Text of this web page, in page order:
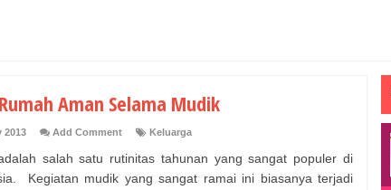
Aman Selama Mudik
2013 Add Comment Keluarga
salah satu rutinitas tahunan yang sangat populer di
Kegiatan mudik yang sangat ramai ini biasanya terjadi